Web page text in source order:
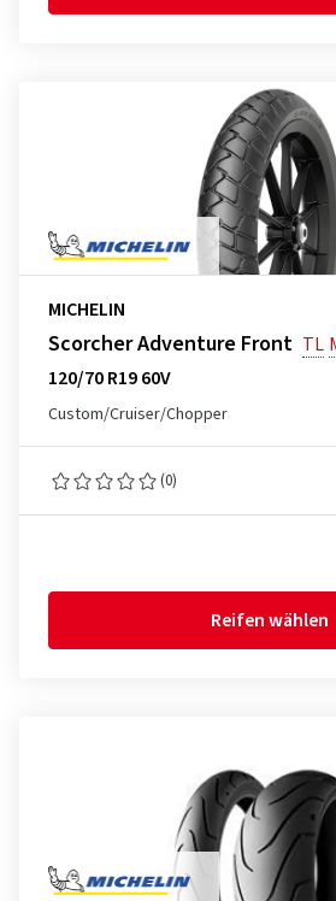
MICHELIN
Scorcher Adventure Front TL
120/70 R19 60V
Custom/Cruiser/Chopper
(0)
Reifen wählen